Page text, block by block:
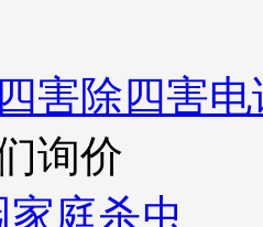
害除四害
询价